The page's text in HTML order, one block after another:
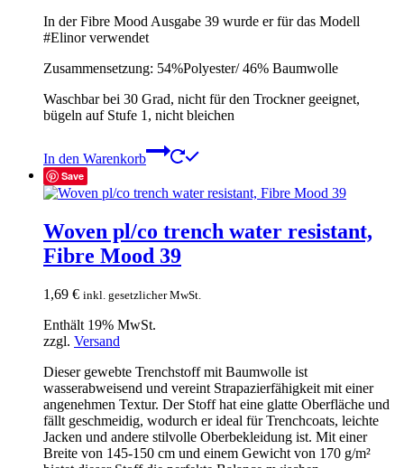
In der Fibre Mood Ausgabe 39 wurde er für das Modell
#Elinor verwendet
Zusammensetzung: 54%Polyester/ 46% Baumwolle
Waschbar bei 30 Grad, nicht für den Trockner geeignet,
bügeln auf Stufe 1, nicht bleichen
In den Warenkorb
Save
Woven pl/co trench water resistant,
Fibre Mood 39
1,69 € inkl. gesetzlicher MwSt.
Enthält 19% MwSt.
zzgl. Versand
Dieser gewebte Trenchstoff mit Baumwolle ist
wasserabweisend und vereint Strapazierfähigkeit mit einer
angenehmen Textur. Der Stoff hat eine glatte Oberfläche und
fällt geschmeidig, wodurch er ideal für Trenchcoats, leichte
Jacken und andere stilvolle Oberbekleidung ist. Mit einer
Breite von 145-150 cm und einem Gewicht von 170 g/m²